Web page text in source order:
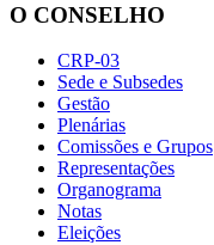
O CONSELHO
CRP-03
Sede e Subsedes
Gestão
Plenárias
Comissões e Grupos
Representações
Organograma
Notas
Eleições